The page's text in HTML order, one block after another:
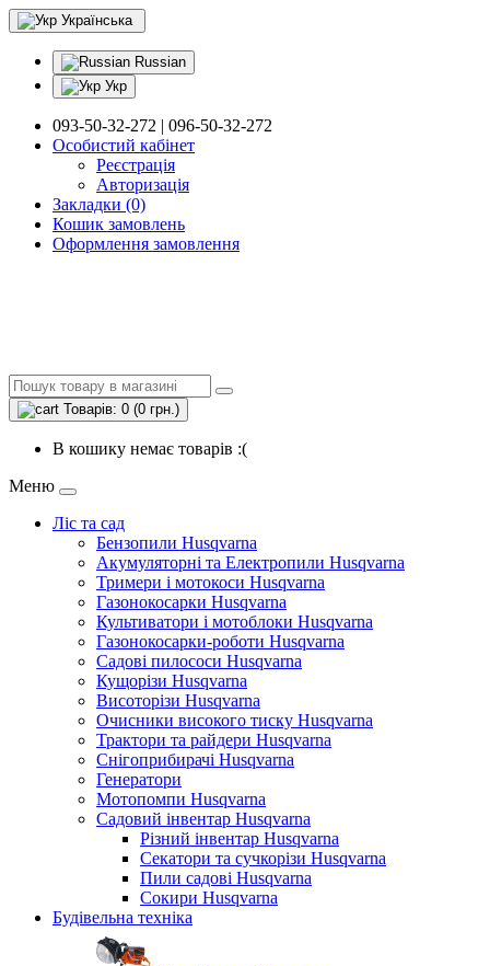
Українська
Russian
Укр
093-50-32-272 | 096-50-32-272
Особистий кабінет
Реєстрація
Авторизація
Закладки (0)
Кошик замовлень
Оформлення замовлення
Товарів: 0 (0 грн.)
В кошику немає товарів :(
Меню
Ліс та сад
Бензопили Husqvarna
Акумуляторні та Електропили Husqvarna
Тримери і мотокоси Husqvarna
Газонокосарки Husqvarna
Культиватори і мотоблоки Husqvarna
Газонокосарки-роботи Husqvarna
Садові пилососи Husqvarna
Кущорізи Husqvarna
Висоторізи Husqvarna
Очисники високого тиску Husqvarna
Трактори та райдери Husqvarna
Снігоприбирачі Husqvarna
Генератори
Мотопомпи Husqvarna
Садовий інвентар Husqvarna
Різний інвентар Husqvarna
Секатори та сучкорізи Husqvarna
Пили садові Husqvarna
Сокири Husqvarna
Будівельна техніка